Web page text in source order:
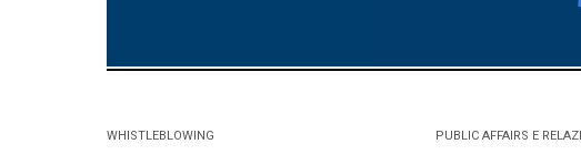
WHISTLEBLOWING
PUBLIC AFFAIRS E